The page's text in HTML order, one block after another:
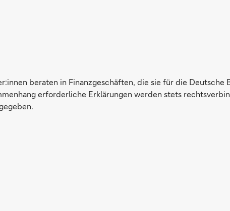
beraten in Finanzgeschäften, die sie für die
erforderliche Erklärungen werden stets